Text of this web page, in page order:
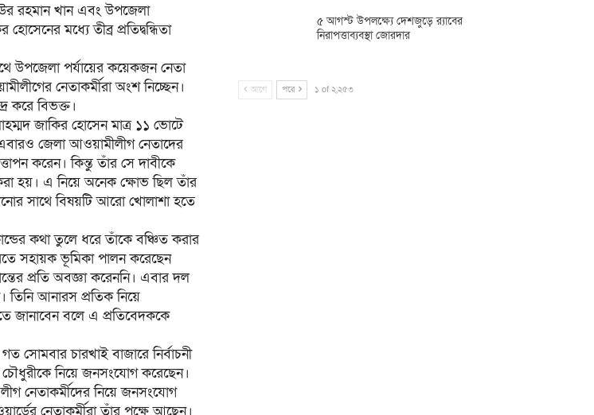
রহমান খান এবং উপজেলা
মধ্যে তীব্র প্রতিদ্বন্ধিতা
উপজেলা পর্যায়ের কয়েকজন নেতা
নেতাকর্মীরা অংশ নিচ্ছেন।
করে বিভক্ত।
জাকির হোসেন মাত্র ১১ ভোটে
জেলা আওয়ামীলীগ নেতাদের
করেন। কিন্তু তাঁর সে দাবীকে
করা হয়। এ নিয়ে অনেক ক্ষোভ ছিল তাঁর
সাথে বিষয়টি আরো খোলাশা হতে
কথা তুলে ধরে তাঁকে বঞ্চিত করার
সহায়ক ভূমিকা পালন করেছেন
প্রতি অবজ্ঞা করেননি। এবার দল
তিনি আনারস প্রতিক নিয়ে
জানাবেন বলে এ প্রতিবেদককে
সোমবার চারখাই বাজারে নির্বাচনী
নিয়ে জনসংযোগ করেছেন।
নেতাকর্মীদের নিয়ে জনসংযোগ
নেতাকর্মীরা তাঁর পক্ষে আছেন।
৫ আগস্ট উপলক্ষ্যে দেশজুড়ে র‌্যাবের
নিরাপত্তাব্যবস্থা জোরদার
আগে পরে ১ of ২,২৫৩